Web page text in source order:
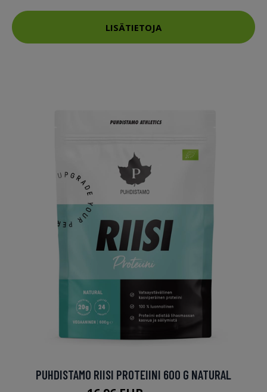
LISÄTIETOJA
PUHDISTAMO RIISI PROTEIINI 600 G NATURAL